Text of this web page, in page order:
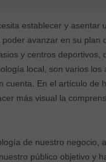
establecer y asentar
avanzar en su plan
y centros deportivos,
local, son varios los
cuenta. En el artículo de
más visual la
de nuestro negocio,
público objetivo y